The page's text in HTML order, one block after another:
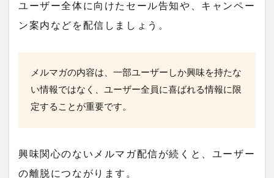
ユーザー全体に向けたセール告知や、キャンペー
ン案内などを配信しましょう。
メルマガの内容は、一部ユーザーしか興味を持たな
い情報ではなく、 ユーザー全員に喜ばれる情報に限
定することが重要です。
興味関心のないメルマガ配信が続くと、ユーザー
の離脱につながります。